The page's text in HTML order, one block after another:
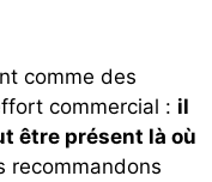
comme des
commercial : il
être présent là où
recommandons